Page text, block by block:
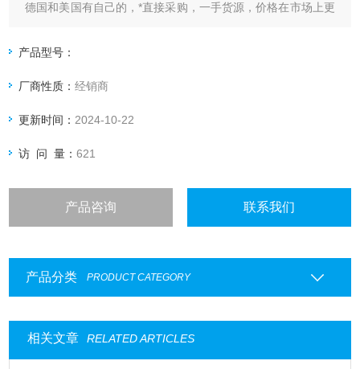
德国和美国有自己的，*直接采购，一手货源，价格在市场上更
给我们提供固定折扣，确保我们给客户惠的价格.
渠道广: 除了现货，我们跟欧洲许多有直接的业务关系，使我
们可以采购到由于保护而不能报价的品
产品型号：
厂商性质：经销商
更新时间： 2024-10-22
访 问 量：621
产品咨询 联系我们
产品分类 PRODUCT CATEGORY
相关文章 RELATED ARTICLES